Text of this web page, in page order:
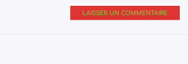
LAISSER UN COMMENTAIRE